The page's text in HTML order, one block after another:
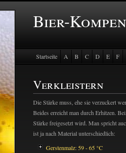
Bier-
Startseite A B C D E
F
Verkleistern
Die Stärke muss, ehe sie verzuckert
Beides erreicht man durch Erhitzen.
Stärke freigesetzt wird. Man spricht
ist ja nach Material unterschiedlich:
Gerstenmalz: 59 - 65 °C